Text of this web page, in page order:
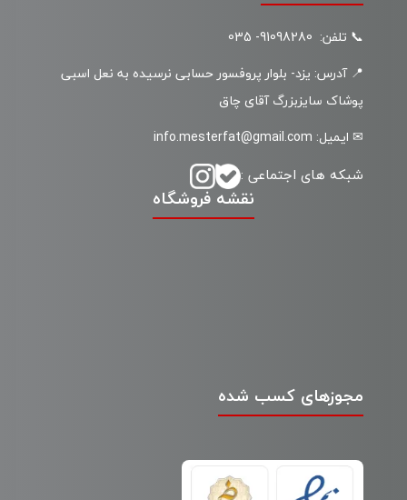
مجوزهای کسب شده
📞 تلفن: 91098280- 035
📍 آدرس: یزد- بلوار پروفسور حسابی نرسیده به نعل اسبی
پوشاک سایزبزرگ آقای چاق
✉ ایمیل: info.mesterfat@gmail.com
شبکه های اجتماعی :
نقشه فروشگاه